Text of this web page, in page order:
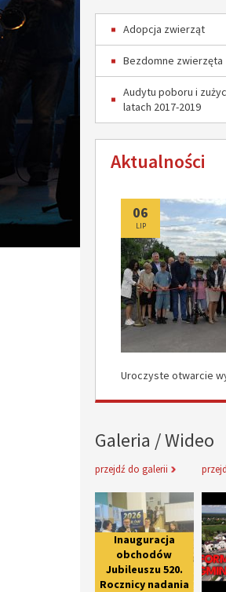
Adopcja zwierząt
Bezdomne zwierzęta
Audytu poboru i
latach 2017-2019
Aktualności
06
LIP
Galeria / Wideo
przejdź do galerii
Inauguracja
obchodów
Jubileuszu 520.
Rocznicy nadania